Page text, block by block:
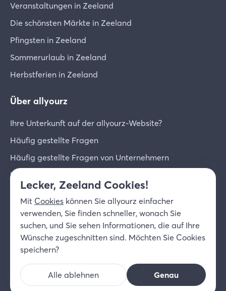
Veranstaltungen in Zeeland
Die schönsten Märkte in Zeeland
Pfingsten in Zeeland
Sommerurlaub in Zeeland
Herbstferien in Zeeland
Über allyourz
Ihre Unterkunft auf der allyourz-Website?
Häufig gestellte Fragen
Häufig gestellte Fragen von Unternehmern
Unternehmer-Login
Über uns
© 2026 allyourz b.v.
Nutzungsbedingungen
Datenschutzrichtlinie
DE
Lecker, Zeeland Cookies!
Mit Cookies können Sie allyourz einfacher
verwenden, Sie finden schneller, wonach Sie
suchen, und Sie sehen Informationen, die auf Ihre
Wünsche zugeschnitten sind. Möchten Sie Cookies
speichern?
Alle ablehnen Genau